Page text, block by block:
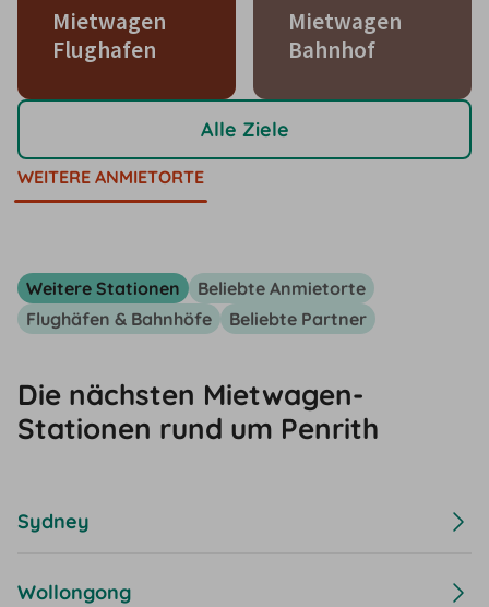
Mietwagen
Flughafen
Mietwagen
Bahnhof
Alle Ziele
WEITERE ANMIETORTE
Weitere Stationen
Beliebte Anmietorte
Flughäfen & Bahnhöfe
Beliebte Partner
Die nächsten Mietwagen-
Stationen rund um Penrith
Sydney
Wollongong